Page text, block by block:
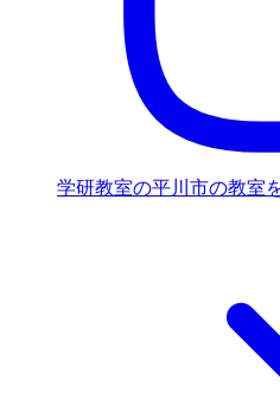
学研教室の平川市の教室